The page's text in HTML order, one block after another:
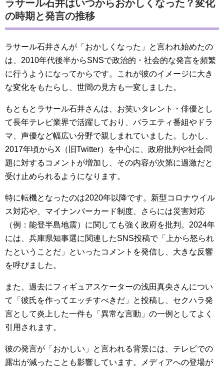
ラサール石井はいつからおかしくなった？変化
の時期と発言の推移
ラサール石井さんが「おかしくなった」と言われ始めたの
は、2010年代後半からSNSで政治的・社会的な発言を頻繁
に行うようになってからです。これが彼のイメージに大き
な変化をもたらし、世間の見方も一変しました。
もともとラサール石井さんは、お笑いタレント・俳優とし
て長年テレビ業界で活躍しており、バラエティ番組やドラ
マ、声優など幅広い分野で親しまれていました。しかし、
2017年頃からX（旧Twitter）を中心に、政府批判や社会問
題に対するコメントが増加し、その内容が次第に過激だと
受け止められるようになります。
特に転機となったのは2020年以降です。新型コロナウイル
ス対応や、マイナンバーカード制度、さらには災害対応
（例：能登半島地震）に関しても強く政府を批判。2024年
には、兵庫県知事選に関連したSNS投稿で「上から怒られ
たということだ」といったコメントを発信し、大きな反響
を呼びました。
また、過去にフィギュアスケーターの浅田真央さんについ
て「彼氏を作ってエッチすべきだ」と投稿し、セクハラ発
言として炎上した一件も「異常な言動」の一例としてよく
引用されます。
彼の発言が「おかしい」と言われる背景には、テレビでの
露出が減ったことも影響しています。メディアへの登場が